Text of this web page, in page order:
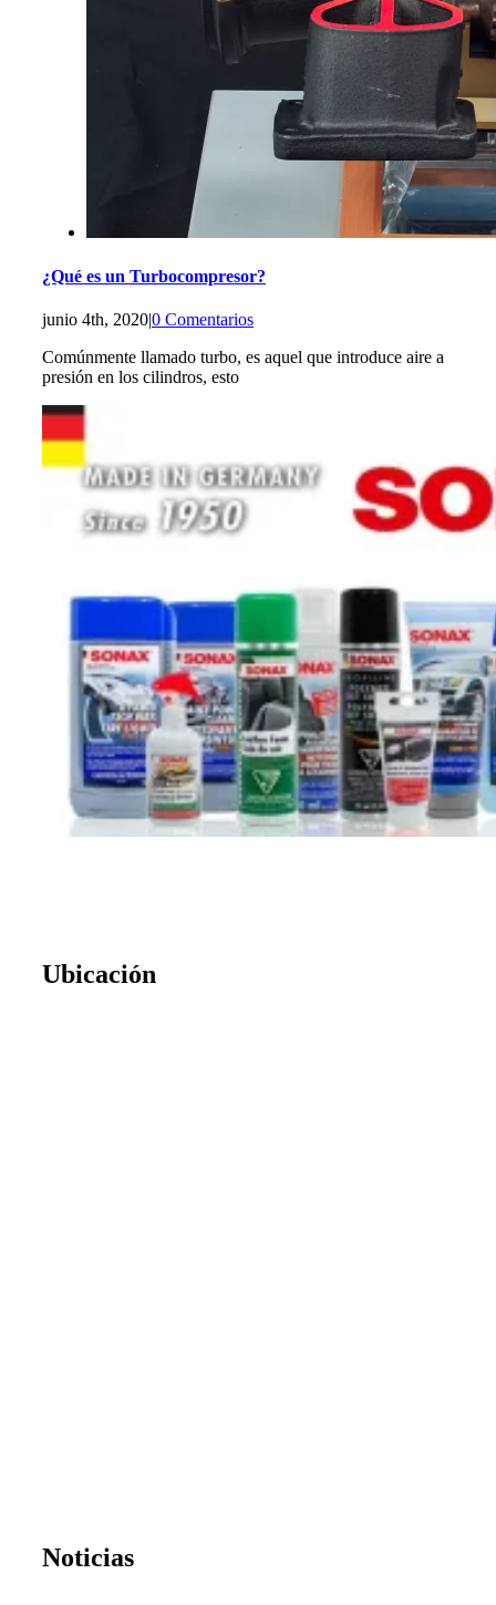
¿Qué es un Turbocompresor?
junio 4th, 2020|0 Comentarios
Comúnmente llamado turbo, es aquel que introduce aire a
presión en los cilindros, esto
Ubicación
Noticias